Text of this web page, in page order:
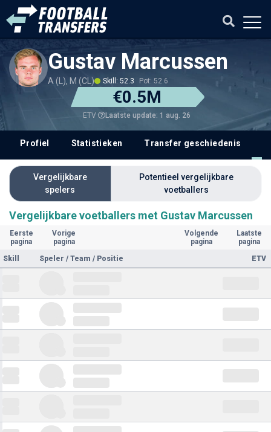
Gustav Marcussen
A (L), M (CL) Skill: 52.3 Pot: 52.6
€0.5M
ETV Laatste update: 1 aug. 26
Profiel Statistieken Transfer geschiedenis
Vergelijkbare
spelers
Potentieel vergelijkbare
voetballers
Vergelijkbare voetballers met Gustav Marcussen
Eerste
pagina
Vorige
pagina
Volgende
pagina
Laatste
pagina
Skill
Speler / Team / Positie ETV